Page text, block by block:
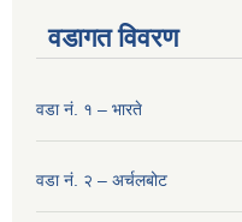
वडागत विवरण
वडा नं. १ – भारते
वडा नं. २ – अर्चलबोट